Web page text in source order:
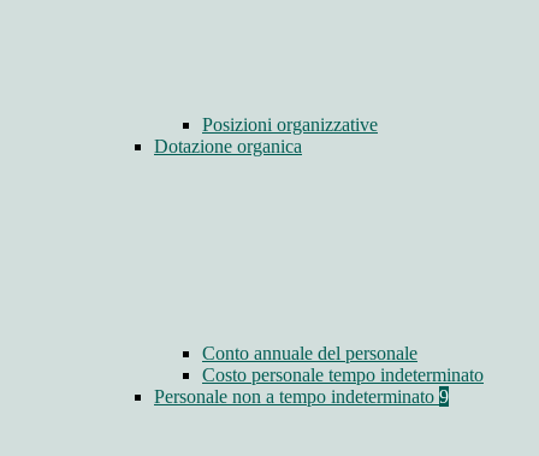
Posizioni organizzative
Dotazione organica
Conto annuale del personale
Costo personale tempo indeterminato
Personale non a tempo indeterminato 9